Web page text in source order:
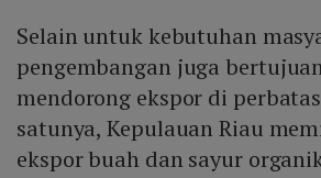
Selain untuk kebutuhan
pengembangan juga
mendorong ekspor di
satunya, Kepulauan Riau
ekspor buah dan sayur